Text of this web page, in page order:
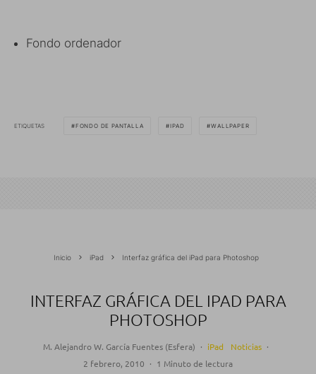
Fondo ordenador
ETIQUETAS FONDO DE PANTALLA IPAD WALLPAPER
Inicio iPad Interfaz gráfica del iPad para Photoshop
INTERFAZ GRÁFICA DEL IPAD PARA
PHOTOSHOP
M. Alejandro W. García Fuentes (Esfera) · iPad Noticias ·
2 febrero, 2010 · 1 Minuto de lectura